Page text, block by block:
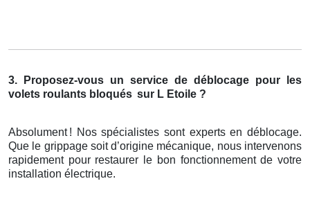
3. Proposez-vous un service de déblocage pour les
volets roulants bloqués sur L Etoile ?
Absolument ! Nos spécialistes sont experts en déblocage.
Que le grippage soit d’origine mécanique, nous intervenons
rapidement pour restaurer le bon fonctionnement de votre
installation é lectrique.